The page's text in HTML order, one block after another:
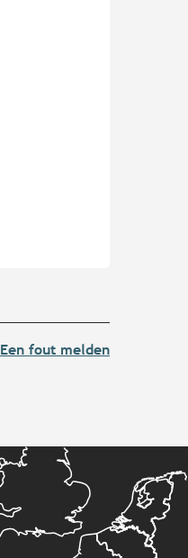
Een fout melden